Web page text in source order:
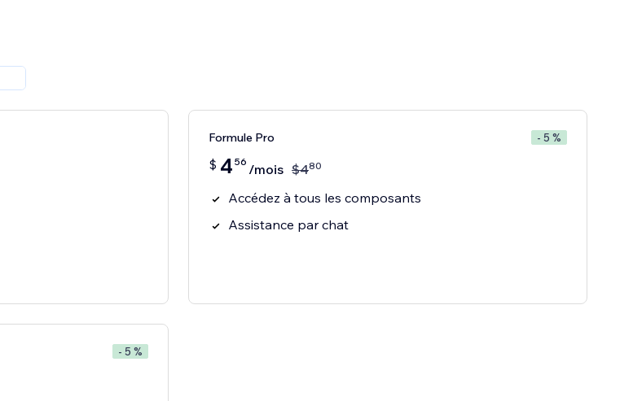
Formule Pro - 5 %
$ 4 56 /mois $480
Accédez à tous les composants
Assistance par chat
- 5 %